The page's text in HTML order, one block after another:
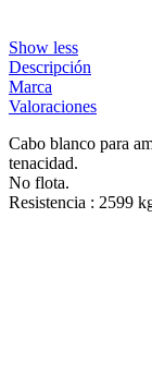
Show less
Descripción
Marca
Valoraciones
Cabo blanco para
tenacidad.
No flota.
Resistencia : 2599